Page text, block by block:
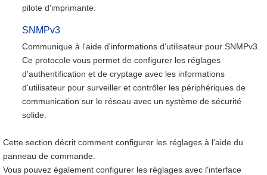
pilote d'imprimante.
SNMPv3
Communique à l'aide d'informations d'utilisateur pour SNMPv3.
Ce protocole vous permet de configurer les réglages
d'authentification et de cryptage avec les informations
d'utilisateur pour surveiller et contrôler les périphériques de
communication sur le réseau avec un système de sécurité
solide.
Cette section décrit comment configurer les réglages à l'aide du
panneau de commande.
Vous pouvez également configurer les réglages avec l'interface